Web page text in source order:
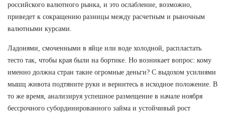
российского валютного рынка, и это ослабление, возможно,
приведет к сокращению разницы между расчетным и рыночным
валютными курсами.
Ладонями, смоченными в яйце или воде холодной, распластать
тесто так, чтобы края были на бортике. Но возникает вопрос: кому
именно должна стран такие огромные деньги? С выдохом усилиями
мышц живота подтяните руки и вернитесь в исходное положение. В
то же время, анализируя успешное размещение в начале ноября
бессрочного субординированного займа и устойчивый рост